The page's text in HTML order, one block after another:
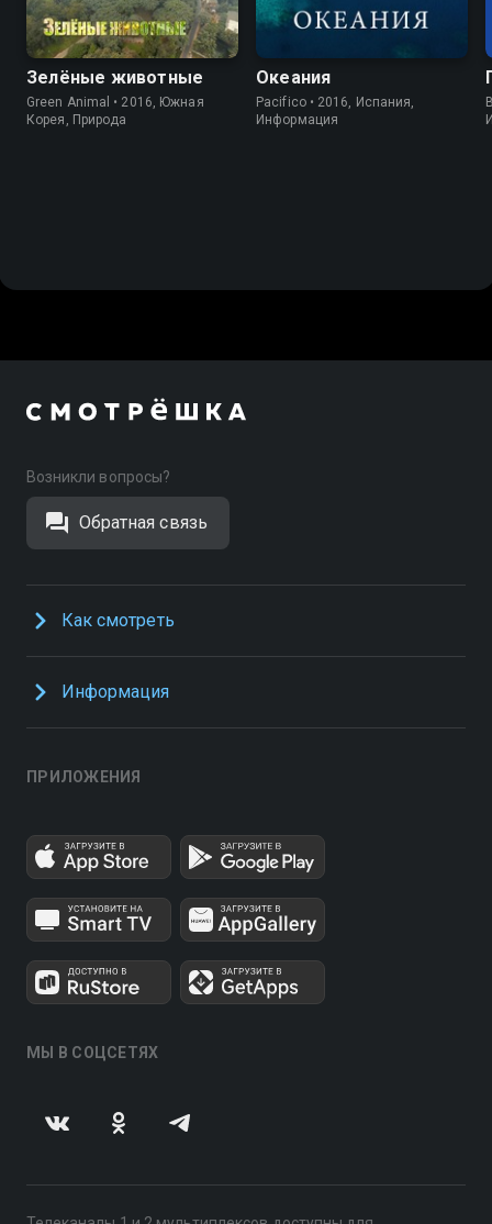
Зелёные животные
Green Animal • 2016, Южная
Корея, Природа
Океания
Pacifico • 2016, Испания,
Информация
Возникли вопросы?
Обратная связь
Как смотреть
Информация
ПРИЛОЖЕНИЯ
МЫ В СОЦСЕТЯХ